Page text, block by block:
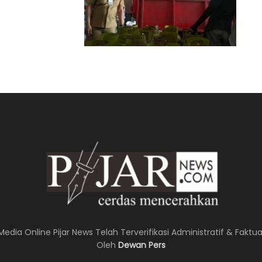
Online Pijar News Telah Terverifikasi Administratif &
Oleh Dewan Pers